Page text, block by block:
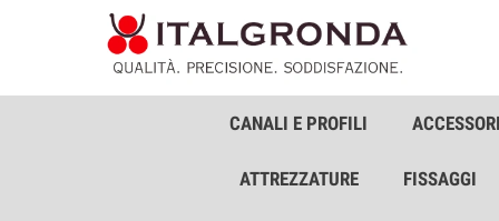
CANALI E PROFILI
ATTREZZATURE FISSAGGI